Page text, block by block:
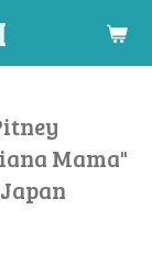
Mama"